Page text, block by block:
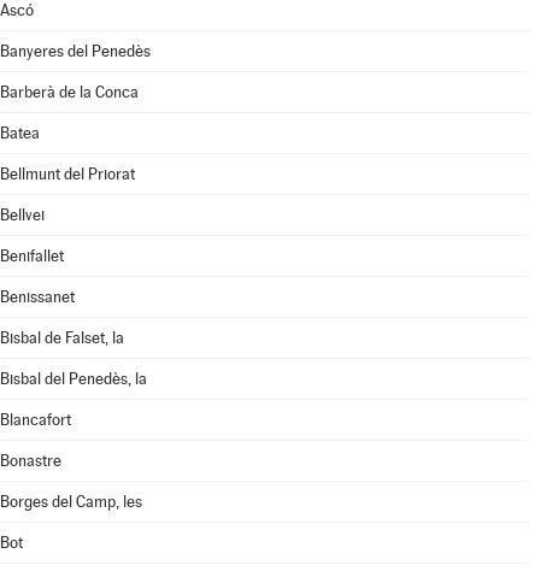
Ascó
Banyeres del Penedès
Barberà de la Conca
Batea
Bellmunt del Priorat
Bellvei
Benifallet
Benissanet
Bisbal de Falset, la
Bisbal del Penedès, la
Blancafort
Bonastre
Borges del Camp, les
Bot